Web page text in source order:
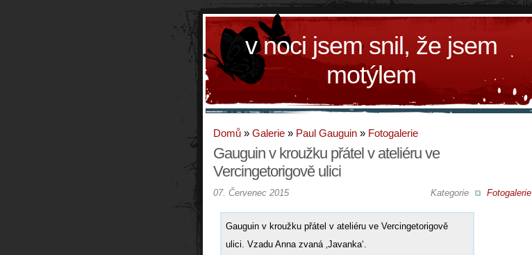
v noci jsem snil, že jsem
motýlem
Domů » Galerie » Paul Gauguin » Fotogalerie
Gauguin v kroužku přátel v ateliéru ve
Vercingetorigově ulici
Kategorie Fotogalerie
07. Červenec 2015
Gauguin v kroužku přátel v ateliéru ve Vercingetorigově
ulici. Vzadu Anna zvaná ‚Javanka‘.